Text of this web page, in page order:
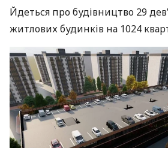
Йдеться про будівництво 29
житлових будинків на 1024